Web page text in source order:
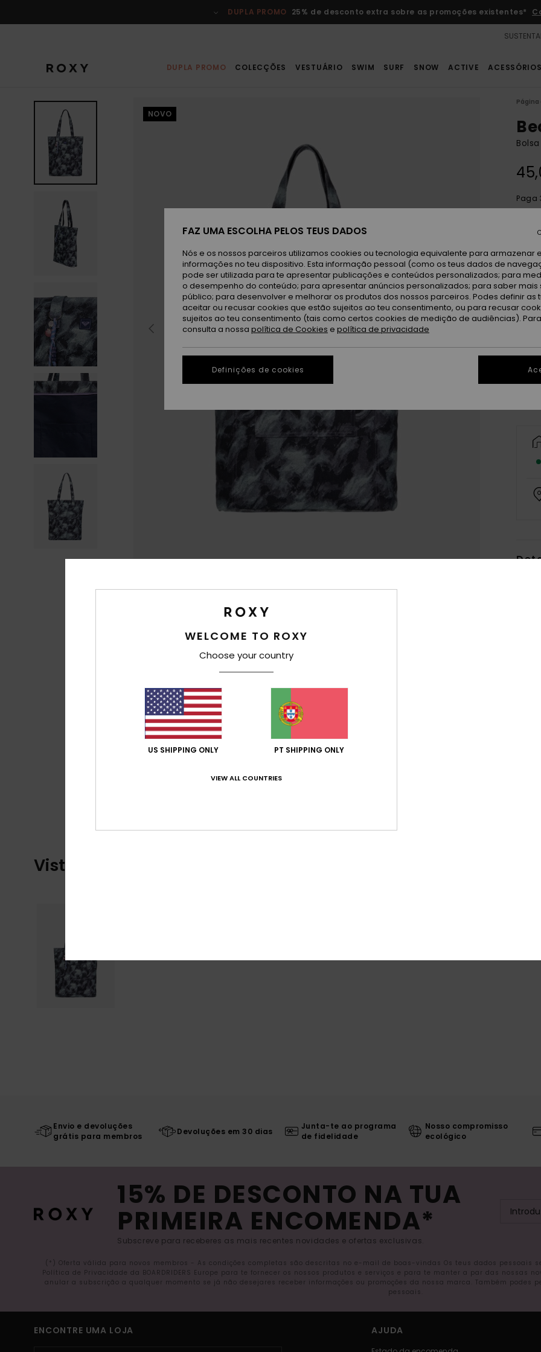
do
DUPLA PROMO 25% de desconto extra sobre as promoções existentes*
DUPLA PROMO COLECÇÕES VESTUÁRIO SWIM SURF SNOW ACTIVE ACESSÓRIOS
NOVO
Página
Paga
Vistos recentemente
Envio e devoluções
grátis para membros
Devoluções em 30 dias
Junta-te ao programa
de fidelidade
Nosso compromisso
ecológico
15% DE DESCONTO NA TUA
PRIMEIRA ENCOMENDA*
Subscreve para receberes as mais recentes novidades e ofertas exclusivas.
(*) Oferta válida para novos membros - As condições completas são descritas no e-mail de boas-vindas Os teus dados pessoais
Política de Privacidade da BOARDRIDERS Europe para te fornecer os nossos produtos e serviços e para te manter a par das nossas
anular a subscrição a qualquer momento se já não desejares receber informações ou promoções da nossa marca. Também
pessoais.
ENCONTRE UMA LOJA AJUDA
WELCOME TO ROXY
Choose your country
US SHIPPING ONLY PT SHIPPING ONLY
VIEW ALL COUNTRIES
FAZ UMA ESCOLHA PELOS TEUS DADOS
Nós e os nossos parceiros utilizamos cookies ou tecnologia equivalente para armazenar
informações no teu dispositivo. Esta informação pessoal (como os teus dados de
pode ser utilizada para te apresentar publicações e conteúdos personalizados; para
o desempenho do conteúdo; para apresentar anúncios personalizados; para saber mais
público; para desenvolver e melhorar os produtos dos nossos parceiros. Podes definir as
aceitar ou recusar cookies que estão sujeitos ao teu consentimento, ou para recusar
sujeitos ao teu consentimento (tais como certos cookies de medição de audiências).
consulta a nossa política de Cookies e política de privacidade
Definições de cookies